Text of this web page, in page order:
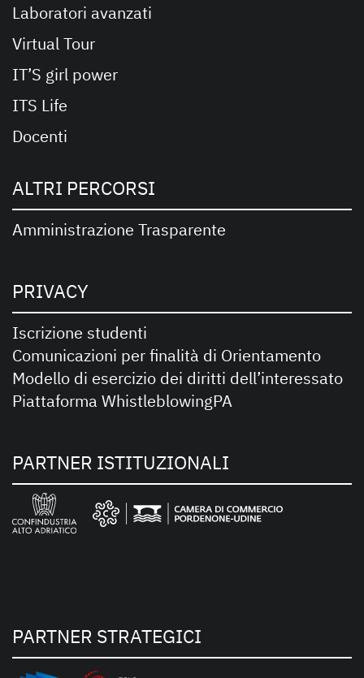
Laboratori avanzati
Virtual Tour
IT’S girl power
ITS Life
Docenti
ALTRI PERCORSI
Amministrazione Trasparente
PRIVACY
Iscrizione studenti
Comunicazioni per finalità di Orientamento
Modello di esercizio dei diritti dell’interessato
Piattaforma WhistleblowingPA
PARTNER ISTITUZIONALI
PARTNER STRATEGICI